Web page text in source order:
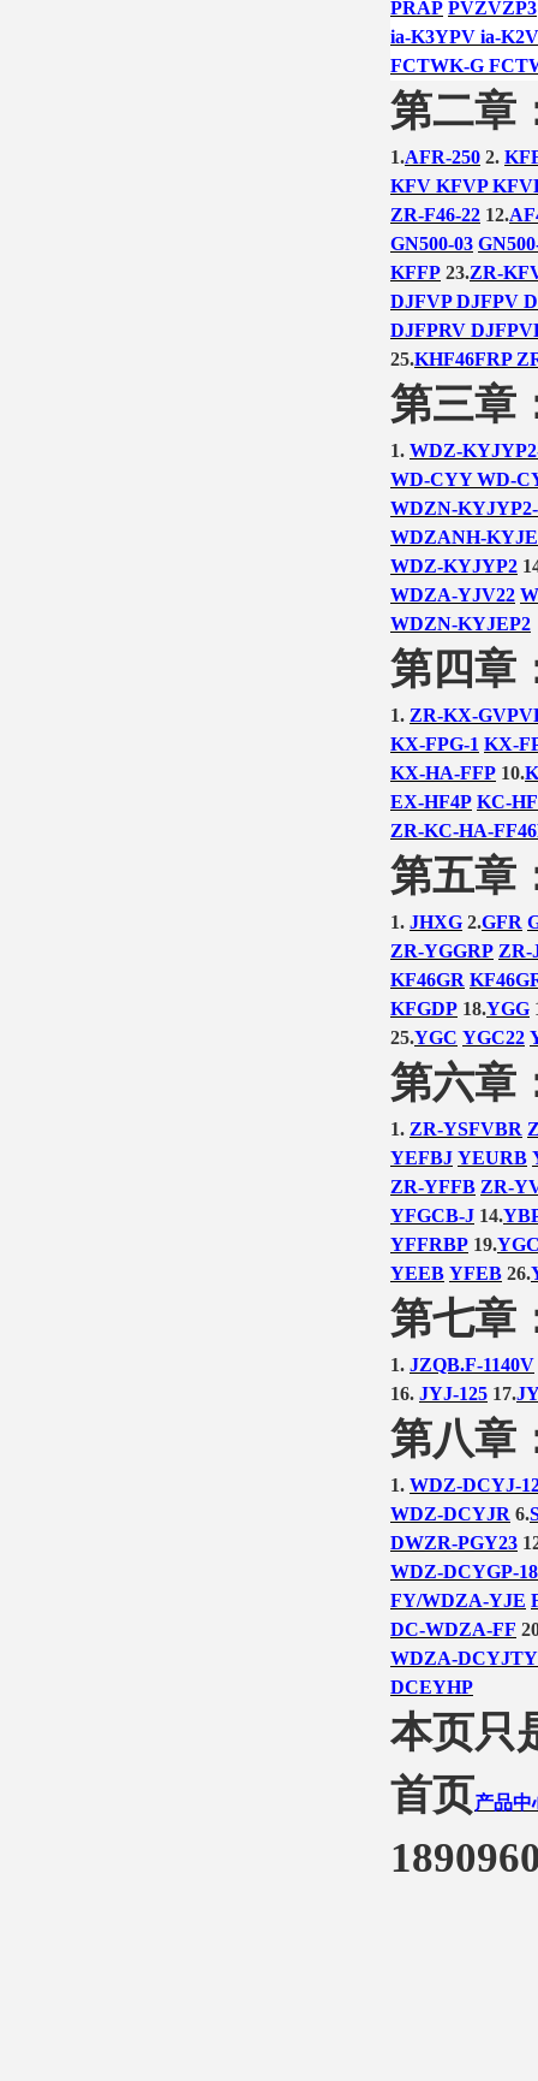
PRAP PVZVZP3
ia-K3YPV ia-
FCTWK-G
第二章
1.AFR-250 2.
KFV KFVP
ZR-F46-22 12.
GN500-03
KFFP 23.ZR-
DJFVP DJFPV
DJFPRV
25.KHF46FRP
第三章
1. WDZ-
WD-CYY WD-
WDZN-
WDZANH-
WDZ-KYJYP2
WDZA-YJV22
WDZN-KYJEP2
第四章
1. ZR-KX-
KX-FPG-1 KX-
KX-HA-FFP 10.
EX-HF4P KC-
ZR-KC-HA-
第五章
1. JHXG 2.GFR
ZR-YGGRP ZR-
KF46GR
KFGDP 18.YGG
25.YGC YGC22
第六章
1. ZR-YSFVBR
YEFBJ YEURB
ZR-YFFB ZR-
YFGCB-J 14.
YFFRBP 19.
YEEB YFEB 26.
第七章
1. JZQB.F-1140V
16. JYJ-125 17.
第八章
1. WDZ-DCYJ-
WDZ-DCYJR 6.
DWZR-PGY23
WDZ-DCYGP-
FY/WDZA-YJE
DC-WDZA-FF
WDZA-
DCEYHP
本页只
首页产品中